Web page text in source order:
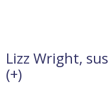
Lizz Wright,
(+)